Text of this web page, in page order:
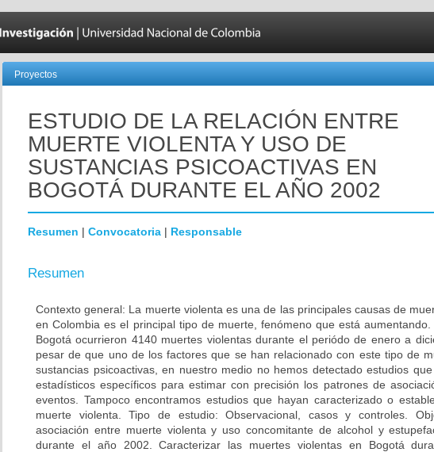
Proyectos
ESTUDIO DE LA RELACIÓN ENTRE
MUERTE VIOLENTA Y USO DE
SUSTANCIAS PSICOACTIVAS EN
BOGOTÁ DURANTE EL AÑO 2002
Resumen | Convocatoria | Responsable
Resumen
Contexto general: La muerte violenta es una de las principales causas de
en Colombia es el principal tipo de muerte, fenómeno que está
Bogotá ocurrieron 4140 muertes violentas durante el periódo de enero a
pesar de que uno de los factores que se han relacionado con este tipo de
sustancias psicoactivas, en nuestro medio no hemos detectado estudios
estadísticos específicos para estimar con precisión los patrones de
eventos. Tampoco encontramos estudios que hayan caracterizado o
muerte violenta. Tipo de estudio: Observacional, casos y controles.
asociación entre muerte violenta y uso concomitante de alcohol y
durante el año 2002. Caracterizar las muertes violentas en Bogotá